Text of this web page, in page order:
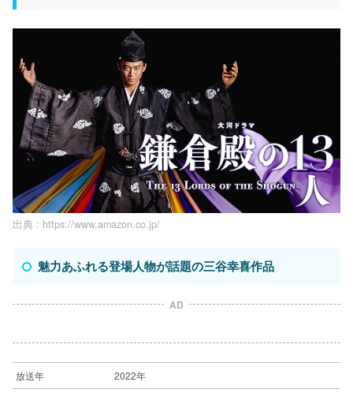
出典 : https://www.amazon.co.jp/
魅力あふれる登場人物が話題の三谷幸喜作品
AD
放送年 2022年